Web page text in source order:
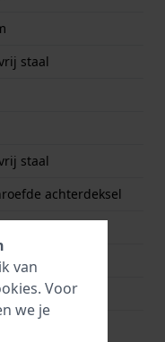
staal
staal
achterdeksel
kroon
staal
van
. Voor
we je